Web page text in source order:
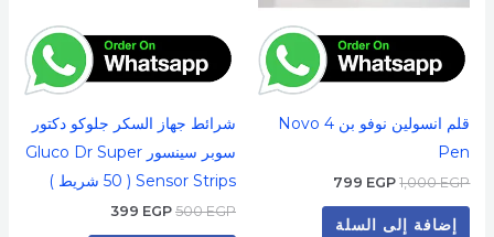
قلم انسولين نوفو بن 4 Novo
Pen
1,000EGP
799 EGP
إضافة إلى السلة
شرائط جهاز السكر جلوكو دكتور
سوبر سينسور Gluco Dr Super
Sensor Strips ( 50 شريط )
500EGP
399 EGP